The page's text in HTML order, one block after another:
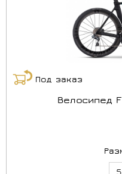
Под заказ
Велосипед